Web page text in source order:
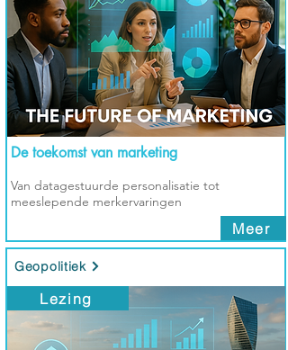
De toekomst van marketing
Van datagestuurde personalisatie tot
meeslepende merkervaringen
Meer
Geopolitiek
Lezing